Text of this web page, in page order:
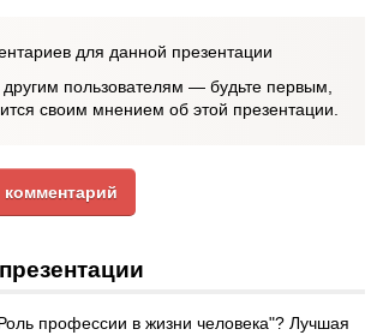
для данной презентации
пользователям — будьте первым,
своим мнением об этой презентации.
профессии в жизни человека"? Лучшая